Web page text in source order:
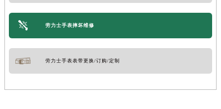
劳力士手表摔坏维修
劳力士手表表带更换/订购/定制